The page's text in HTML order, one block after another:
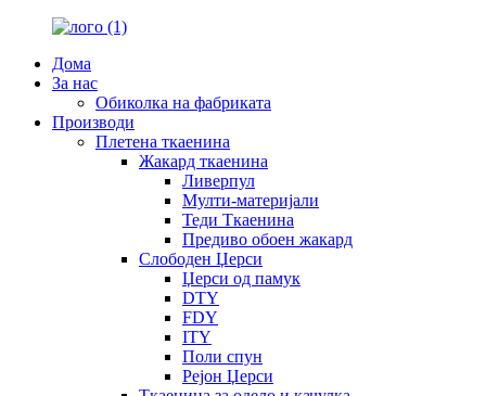
Дома
За нас
Обиколка на фабриката
Производи
Плетена ткаенина
Жакард ткаенина
Ливерпул
Мулти-материјали
Теди Ткаенина
Предиво обоен жакард
Слободен Џерси
Џерси од памук
DTY
FDY
ITY
Поли спун
Рејон Џерси